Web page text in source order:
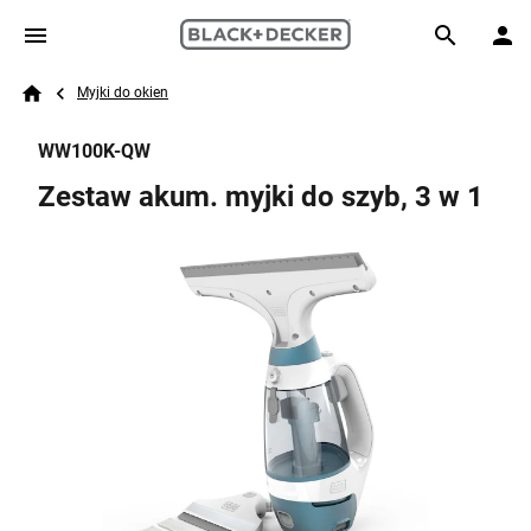
Skip to main content
Search
Breadcrumb
Myjki do okien
WW100K-QW
Zestaw akum. myjki do szyb, 3 w 1